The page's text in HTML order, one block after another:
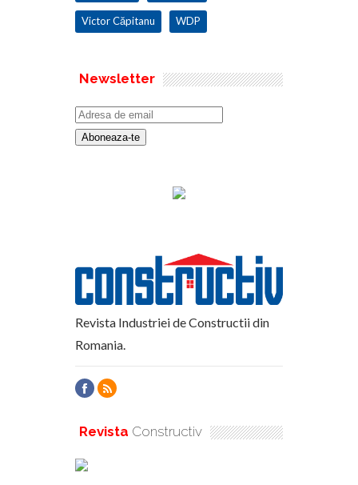
Victor Căpitanu WDP
Newsletter
Revista Industriei de Constructii din
Romania.
Revista Constructiv